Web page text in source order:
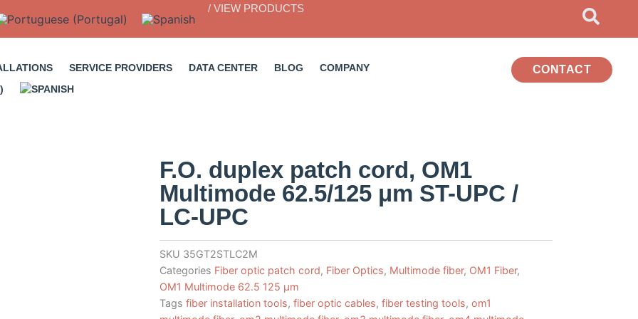
/ VIEW PRODUCTS
SERVICE PROVIDERS DATA CENTER BLOG COMPANY CONTACT
F.O. duplex patch cord, OM1
Multimode 62.5/125 μm ST-UPC /
LC-UPC
SKU 35GT2STLC2M
Categories Fiber optic patch cord, Fiber Optics, Multimode fiber, OM1 Fiber,
OM1 Multimode 62.5 125 µm
Tags fiber installation tools, fiber optic cables, fiber testing tools, om1